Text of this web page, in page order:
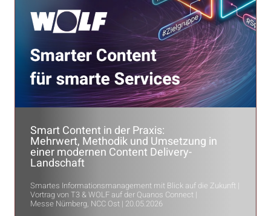
Smart Content in der Praxis:
Mehrwert, Methodik und Umsetzung in
einer modernen Content Delivery-
Landschaft
Smartes Informationsmanagement mit Blick auf die Zukunft |
Vortrag von T3 & WOLF auf der Quanos Connect |
Messe Nürnberg, NCC Ost | 20.05.2026